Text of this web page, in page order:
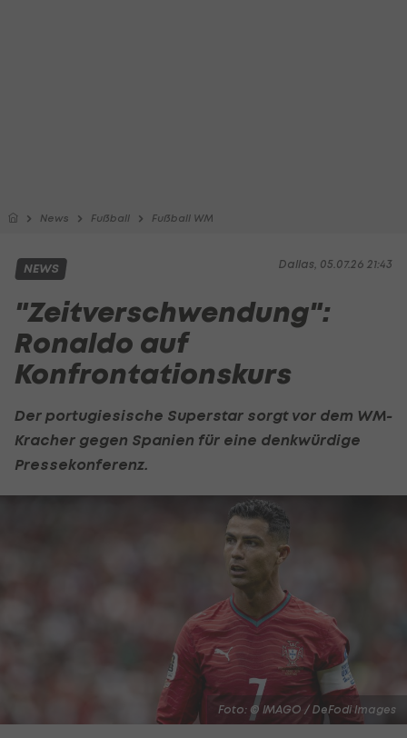
News Fußball Fußball WM
Dallas, 05.07.26 21:43
NEWS
"Zeitverschwendung":
Ronaldo auf
Konfrontationskurs
Der portugiesische Superstar sorgt vor dem WM-
Kracher gegen Spanien für eine denkwürdige
Pressekonferenz.
Foto: © IMAGO / DeFodi Images